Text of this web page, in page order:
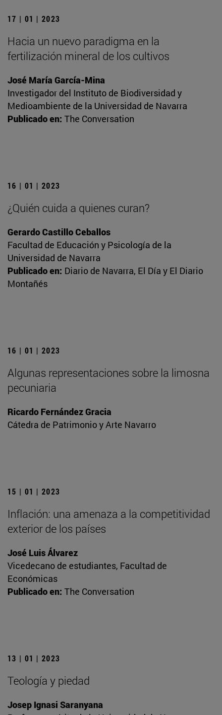
17 | 01 | 2023
Hacia un nuevo paradigma en la
fertilización mineral de los cultivos
José María García-Mina
Investigador del Instituto de Biodiversidad y
Medioambiente de la Universidad de Navarra
Publicado en: The Conversation
16 | 01 | 2023
¿Quién cuida a quienes curan?
Gerardo Castillo Ceballos
Facultad de Educación y Psicología de la
Universidad de Navarra
Publicado en: Diario de Navarra, El Día y El Diario
Montañés
16 | 01 | 2023
Algunas representaciones sobre la limosna
pecuniaria
Ricardo Fernández Gracia
Cátedra de Patrimonio y Arte Navarro
15 | 01 | 2023
Inflación: una amenaza a la competitividad
exterior de los países
José Luis Álvarez
Vicedecano de estudiantes, Facultad de
Económicas
Publicado en: The Conversation
13 | 01 | 2023
Teología y piedad
Josep Ignasi Saranyana